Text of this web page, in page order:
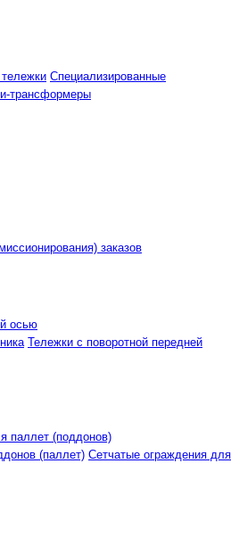
Специализированные
трансформеры
заказов
осью
Тележки с поворотной передней
паллет (поддонов)
(паллет) Сетчатые ограждения для